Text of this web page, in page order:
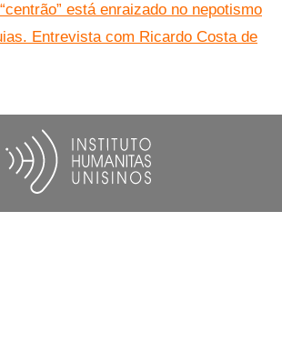
está enraizado no nepotismo
Entrevista com Ricardo Costa de